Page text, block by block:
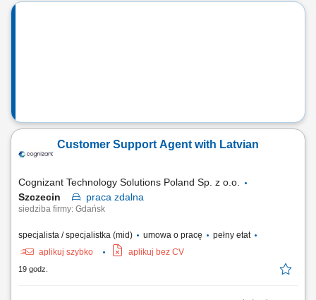
Customer Support Agent with Latvian
Cognizant Technology Solutions Poland Sp. z o.o.
Szczecin
praca zdalna
siedziba firmy: Gdańsk
specjalista / specjalistka (mid) umowa o pracę
pełny etat
aplikuj szybko
aplikuj bez CV
19 godz.